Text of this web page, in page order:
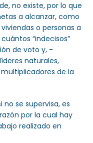
no existe, por lo que
a alcanzar, como
o personas a
“indecisos”
de voto y, -
naturales,
de la
se supervisa, es
por la cual hay
realizado en